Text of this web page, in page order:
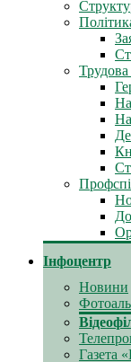
Трудова
Інфоцентр
Новини
Газета